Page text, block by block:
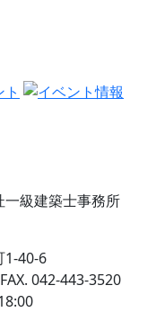
級建築士事務所
1-40-6
042-443-3520